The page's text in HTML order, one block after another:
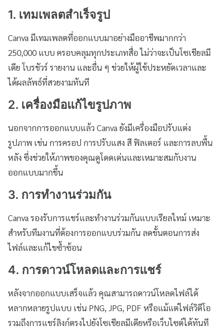
1. เทมเพลตสำเร็จรูป
Canva มีเทมเพลตที่ออกแบบมาอย่างมืออาชีพมากกว่า
250,000 แบบ ครอบคลุมทุกประเภทสื่อ ไม่ว่าจะเป็นโซเชียลมี
เดีย โบรชัวร์ รายงาน และอื่น ๆ ช่วยให้ผู้ใช้ประหยัดเวลาและ
ได้ผลลัพธ์ที่สวยงามทันที
2. เครื่องมือแก้ไขรูปภาพ
นอกจากการออกแบบแล้ว Canva ยังมีเครื่องมือปรับแต่ง
รูปภาพ เช่น การครอป การปรับแสง สี ฟิลเตอร์ และการลบพื้น
หลัง ซึ่งช่วยให้ภาพของคุณดูโดดเด่นและเหมาะสมกับงาน
ออกแบบมากขึ้น
3. การทำงานร่วมกัน
Canva รองรับการแชร์และทำงานร่วมกันแบบเรียลไทม์ เหมาะ
สำหรับทีมงานที่ต้องการออกแบบร่วมกัน ลดขั้นตอนการส่ง
ไฟล์และแก้ไขซ้ำซ้อน
4. การดาวน์โหลดและการแชร์
หลังจากออกแบบเสร็จแล้ว คุณสามารถดาวน์โหลดไฟล์ได้
หลากหลายรูปแบบ เช่น PNG, JPG, PDF หรือแม้แต่ไฟล์วิดีโอ
รวมถึงการแชร์ลิงก์ตรงไปยังโซเชียลมีเดียหรือเว็บไซต์ได้ทันที